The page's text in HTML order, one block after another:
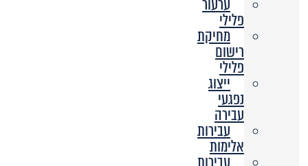
פלילי
מחיקת
רישום
פלילי
ייצוג
נפגעי
עבירה
עבירות
אלימות